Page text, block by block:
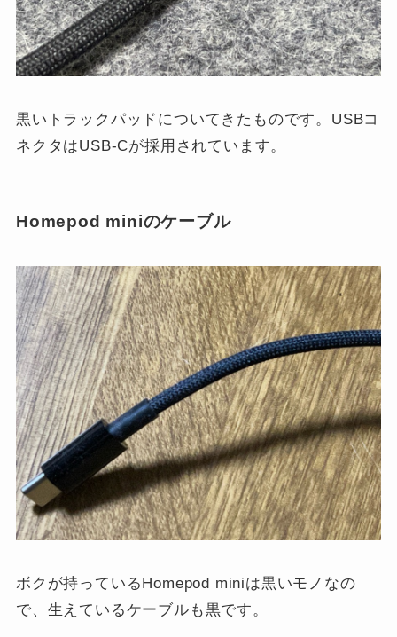
黒いトラックパッドについてきたものです。USBコ
ネクタはUSB-Cが採用されています。
Homepod miniのケーブル
ボクが持っているHomepod miniは黒いモノなの
で、生えているケーブルも黒です。